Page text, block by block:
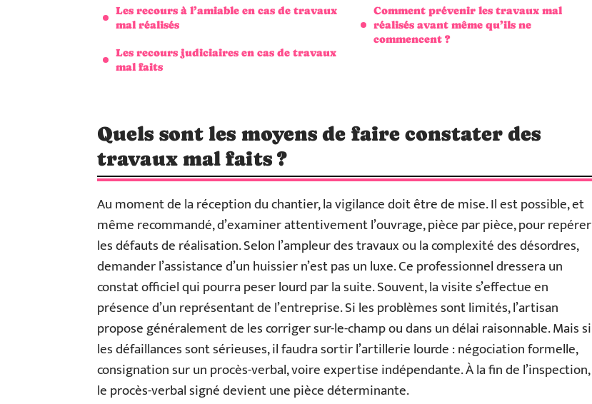
Les recours à l’amiable en cas de travaux
mal réalisés
Les recours judiciaires en cas de travaux
mal faits
Comment prévenir les travaux mal
réalisés avant même qu’ils ne
commencent ?
Quels sont les moyens de faire constater des
travaux mal faits ?
Au moment de la réception du chantier, la vigilance doit être de mise. Il est possible, et
même recommandé, d’examiner attentivement l’ouvrage, pièce par pièce, pour repérer
les défauts de réalisation. Selon l’ampleur des travaux ou la complexité des désordres,
demander l’assistance d’un huissier n’est pas un luxe. Ce professionnel dressera un
constat officiel qui pourra peser lourd par la suite. Souvent, la visite s’effectue en
présence d’un représentant de l’entreprise. Si les problèmes sont limités, l’artisan
propose généralement de les corriger sur-le-champ ou dans un délai raisonnable. Mais si
les défaillances sont sérieuses, il faudra sortir l’artillerie lourde : négociation formelle,
consignation sur un procès-verbal, voire expertise indépendante. À la fin de l’inspection,
le procès-verbal signé devient une pièce déterminante.